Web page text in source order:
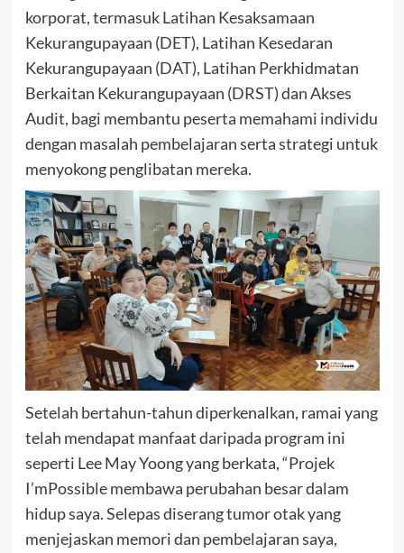
korporat, termasuk Latihan Kesaksamaan
Kekurangupayaan (DET), Latihan Kesedaran
Kekurangupayaan (DAT), Latihan Perkhidmatan
Berkaitan Kekurangupayaan (DRST) dan Akses
Audit, bagi membantu peserta memahami individu
dengan masalah pembelajaran serta strategi untuk
menyokong penglibatan mereka.
Setelah bertahun-tahun diperkenalkan, ramai yang
telah mendapat manfaat daripada program ini
seperti Lee May Yoong yang berkata, “Projek
I’mPossible membawa perubahan besar dalam
hidup saya. Selepas diserang tumor otak yang
menjejaskan memori dan pembelajaran saya,